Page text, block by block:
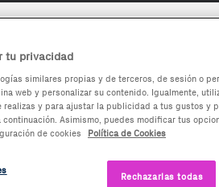
tu privacidad
similares propias y de terceros, de sesión o
web y personalizar su contenido. Igualmente,
realizas y para ajustar la publicidad a tus gustos y
Asimismo, puedes modificar tus
de cookies
Política de Cookies
Rechazarlas todas